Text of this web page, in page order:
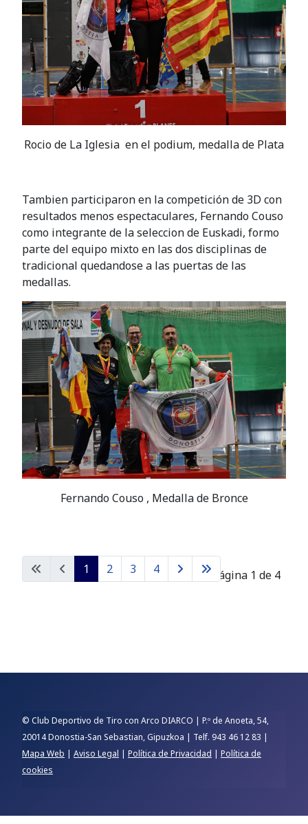
Rocio de La Iglesia en el podium, medalla de Plata
Tambien participaron en la competición de 3D con
resultados menos espectaculares, Fernando Couso
como integrante de la seleccion de Euskadi, formo
parte del equipo mixto en las dos disciplinas de
tradicional quedandose a las puertas de las
medallas.
Fernando Couso , Medalla de Bronce
Página 1 de 4
1 2 3 4
© Club Deportivo de Tiro con Arco DIARCO | P.º de Anoeta, 54,
20014 Donostia-San Sebastian, Gipuzkoa | Telf. 943 46 12 83 |
Mapa Web | Aviso Legal | Política de Privacidad | Política de
cookies